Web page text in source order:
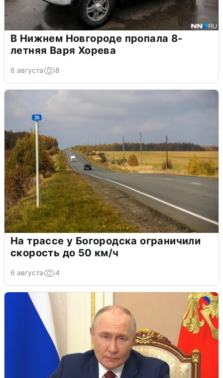
В Нижнем Новгороде пропала 8-
летняя Варя Хорева
6 августа 8
На трассе у Богородска ограничили
скорость до 50 км/ч
6 августа 4